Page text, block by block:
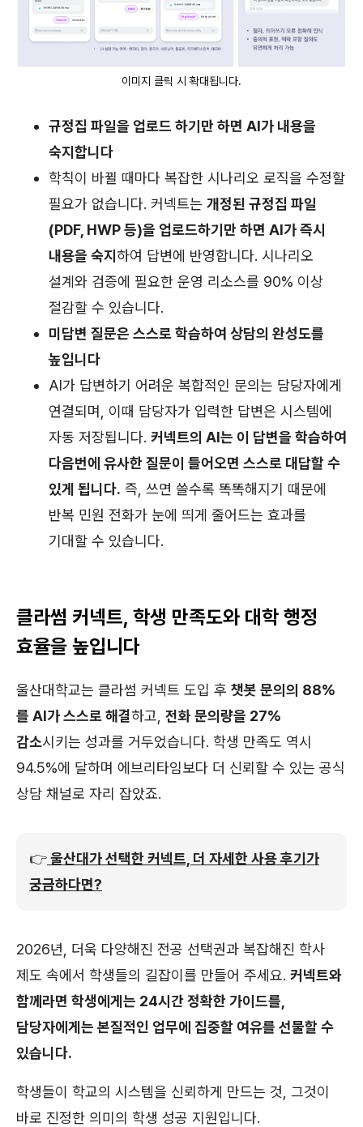
이미지 클릭 시 확대됩니다.
규정집 파일을 업로드 하기만 하면 AI가 내용을
숙지합니다
학칙이 바뀔 때마다 복잡한 시나리오 로직을 수정할
필요가 없습니다. 커넥트는 개정된 규정집 파일
(PDF, HWP 등)을 업로드하기만 하면 AI가 즉시
내용을 숙지 하여 답변에 반영합니다. 시나리오
설계와 검증에 필요한 운영 리소스를 90% 이상
절감할 수 있습니다.
미답변 질문은 스스로 학습하여 상담의 완성도를
높입니다
AI가 답변하기 어려운 복합적인 문의는 담당자에게
연결되며, 이때 담당자가 입력한 답변은 시스템에
자동 저장됩니다. 커넥트의 AI는 이 답변을 학습하여
다음번에 유사한 질문이 들어오면 스스로 대답할 수
있게 됩니다. 즉, 쓰면 쓸수록 똑똑해지기 때문에
반복 민원 전화가 눈에 띄게 줄어드는 효과를
기대할 수 있습니다.
클라썸 커넥트, 학생 만족도와 대학 행정
효율을 높입니다
울산대학교는 클라썸 커넥트 도입 후 챗봇 문의의 88%
를 AI가 스스로 해결하고, 전화 문의량을 27%
감소시키는 성과를 거두었습니다. 학생 만족도 역시
94.5%에 달하며 에브리타임보다 더 신뢰할 수 있는 공식
상담 채널로 자리 잡았죠.
👉울산대가 선택한 커넥트, 더 자세한 사용 후기가
궁금하다면?
2026년, 더욱 다양해진 전공 선택권과 복잡해진 학사
제도 속에서 학생들의 길잡이를 만들어 주세요. 커넥트와
함께라면 학생에게는 24시간 정확한 가이드를,
담당자에게는 본질적인 업무에 집중할 여유를 선물할 수
있습니다.
학생들이 학교의 시스템을 신뢰하게 만드는 것, 그것이
바로 진정한 의미의 학생 성공 지원입니다.